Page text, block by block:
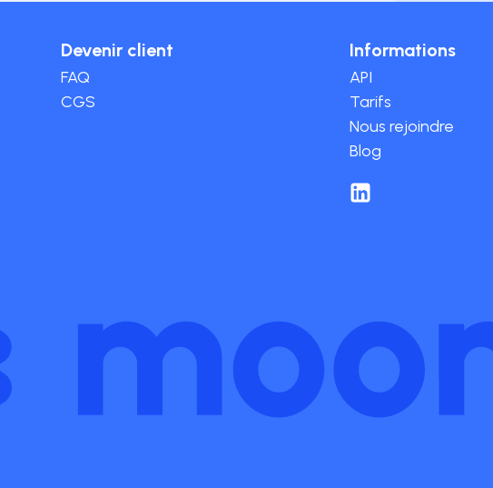
Devenir client
FAQ
CGS
Informations
API
Tarifs
Nous rejoindre
Blog